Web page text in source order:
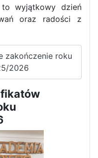
3
to wyjątkowy dzień
oraz radości z
zakończenie roku
2026